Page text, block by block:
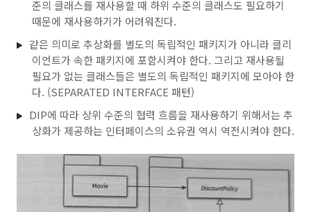
준의 클래스를 재사용할 때 하위 수준의 클래스도 필요하기
때문에 재사용하기가 어려워진다.
같은 의미로 추상화를 별도의 독립적인 패키지가 아니라 클리
이언트가 속한 패키지에 포함시켜야 한다. 그리고 재사용될
필요가 없는 클래스들은 별도의 독립적인 패키지에 모아야 한
다. (SEPARATED INTERFACE 패턴)
DIP에 따라 상위 수준의 협력 흐름을 재사용하기 위해서는 추
상화가 제공하는 인터페이스의 소유권 역시 역전시켜야 한다.